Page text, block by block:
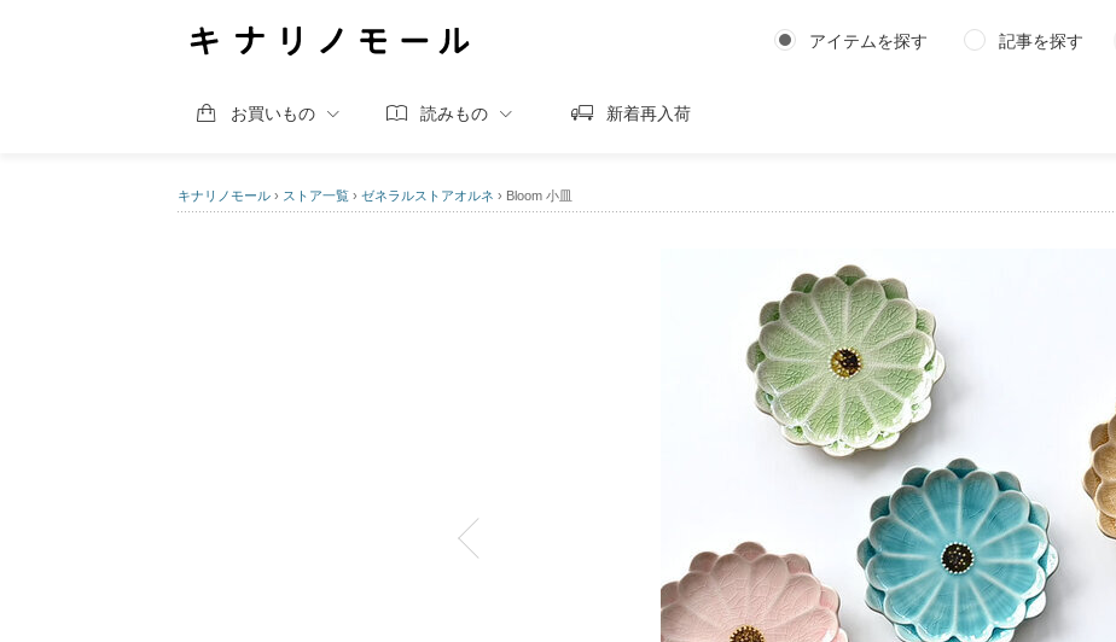
アイテムを探す 記事を探す
お買いもの 読みもの 新着再入荷
キナリノモール › ストア一覧 › ゼネラルストアオルネ › Bloom 小皿